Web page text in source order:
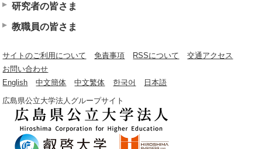
研究者の皆さま
教職員の皆さま
サイトのご利用について 免責事項 RSSについて
交通アクセス
お問い合わせ
English
中文簡体 中文繁体 한국어 日本語
広島県公立大学法人グループサイト